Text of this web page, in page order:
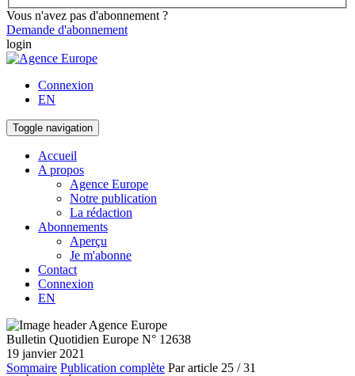
Vous n'avez pas d'abonnement ?
Demande d'abonnement
login
Connexion
EN
Toggle navigation
Accueil
A propos
Agence Europe
Notre publication
La rédaction
Abonnements
Aperçu
Je m'abonne
Contact
Connexion
EN
Bulletin Quotidien Europe N° 12638
19 janvier 2021
Sommaire Publication complète Par article 25 / 31